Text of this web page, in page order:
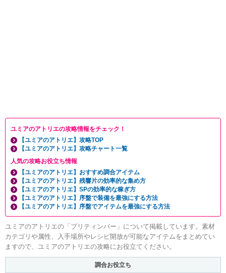
ユミアのアトリエの攻略情報をチェック！
【ユミアのアトリエ】攻略TOP
【ユミアのアトリエ】攻略チャート一覧
人気の攻略お役立ち情報
【ユミアのアトリエ】おすすめ調合アイテム
【ユミアのアトリエ】残響片の効率的な集め方
【ユミアのアトリエ】SPの効率的な稼ぎ方
【ユミアのアトリエ】序盤で装備を最強にする方法
【ユミアのアトリエ】序盤でアイテムを最強にする方法
ユミアのアトリエの「プリティンバー」について掲載しています。素材
カテゴリや属性、入手場所やレシピ開放が可能なアイテムをまとめてい
ますので、ユミアのアトリエの攻略にお役立てください。
調合お役立ち